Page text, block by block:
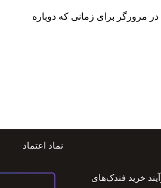
مرورگر برای زمانی که دوباره
خرید فندک‌های
نماد اعتماد